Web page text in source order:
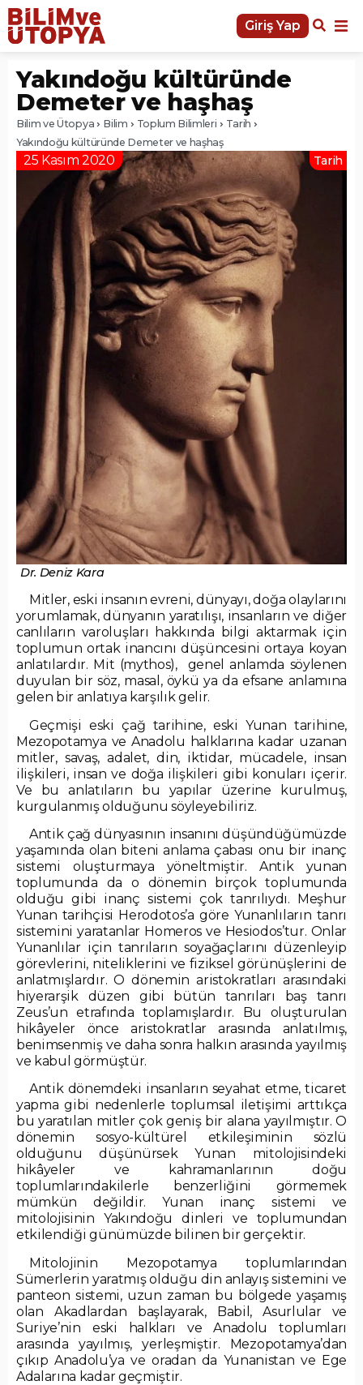
Giriş Yap
Yakındoğu kültüründe
Demeter ve haşhaş
Bilim ve Ütopya Bilim Toplum Bilimleri
Tarih
Yakındoğu kültüründe Demeter ve haşhaş
25 Kasım 2020 Tarih
Dr. Deniz Kara
Mitler, eski insanın evreni, dünyayı, doğa olaylarını
yorumlamak, dünyanın yaratılışı, insanların ve diğer
canlıların varoluşları hakkında bilgi aktarmak için
toplumun ortak inancını düşüncesini ortaya koyan
anlatılardır. Mit (mythos), genel anlamda söylenen
duyulan bir söz, masal, öykü ya da efsane anlamına
gelen bir anlatıya karşılık gelir.
Geçmişi eski çağ tarihine, eski Yunan tarihine,
Mezopotamya ve Anadolu halklarına kadar uzanan
mitler, savaş, adalet, din, iktidar, mücadele, insan
ilişkileri, insan ve doğa ilişkileri gibi konuları içerir.
Ve bu anlatıların bu yapılar üzerine kurulmuş,
kurgulanmış olduğunu söyleyebiliriz.
Antik çağ dünyasının insanını düşündüğümüzde
yaşamında olan biteni anlama çabası onu bir inanç
sistemi oluşturmaya yöneltmiştir. Antik yunan
toplumunda da o dönemin birçok toplumunda
olduğu gibi inanç sistemi çok tanrılıydı. Meşhur
Yunan tarihçisi Herodotos’a göre Yunanlıların tanrı
sistemini yaratanlar Homeros ve Hesiodos’tur. Onlar
Yunanlılar için tanrıların soyağaçlarını düzenleyip
görevlerini, niteliklerini ve fiziksel görünüşlerini de
anlatmışlardır. O dönemin aristokratları arasındaki
hiyerarşik düzen gibi bütün tanrıları baş tanrı
Zeus’un etrafında toplamışlardır. Bu oluşturulan
hikâyeler önce aristokratlar arasında anlatılmış,
benimsenmiş ve daha sonra halkın arasında yayılmış
ve kabul görmüştür.
Antik dönemdeki insanların seyahat etme, ticaret
yapma gibi nedenlerle toplumsal iletişimi arttıkça
bu yaratılan mitler çok geniş bir alana yayılmıştır. O
dönemin sosyo-kültürel etkileşiminin sözlü
olduğunu düşünürsek Yunan mitolojisindeki
hikâyeler ve kahramanlarının doğu
toplumlarındakilerle benzerliğini görmemek
mümkün değildir. Yunan inanç sistemi ve
mitolojisinin Yakındoğu dinleri ve toplumundan
etkilendiği günümüzde bilinen bir gerçektir.
Mitolojinin Mezopotamya toplumlarından
Sümerlerin yaratmış olduğu din anlayış sistemini ve
panteon sistemi, uzun zaman bu bölgede yaşamış
olan Akadlardan başlayarak, Babil, Asurlular ve
Suriye’nin eski halkları ve Anadolu toplumları
arasında yayılmış, yerleşmiştir. Mezopotamya’dan
çıkıp Anadolu’ya ve oradan da Yunanistan ve Ege
Adalarına kadar geçmiştir.